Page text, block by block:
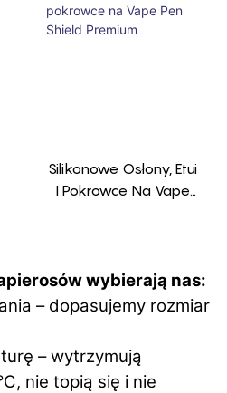
Silikonowe Osłony, Etui
I Pokrowce Na Vape
wybierają nas:
– dopasujemy rozmiar
– wytrzymują
nie topią się i nie